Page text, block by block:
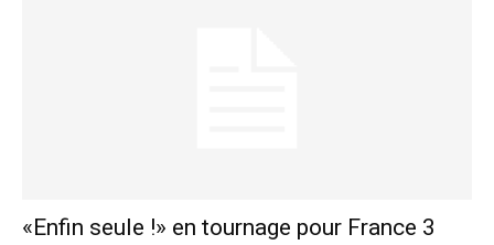
«Enfin seule !» en tournage pour France 3